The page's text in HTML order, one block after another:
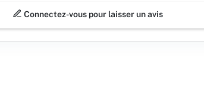
Connectez-vous pour laisser un avis